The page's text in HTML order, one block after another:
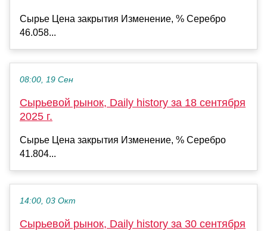
Сырье Цена закрытия Изменение, % Серебро
46.058...
08:00, 19 Сен
Сырьевой рынок, Daily history за 18 сентября
2025 г.
Сырье Цена закрытия Изменение, % Серебро
41.804...
14:00, 03 Окт
Сырьевой рынок, Daily history за 30 сентября